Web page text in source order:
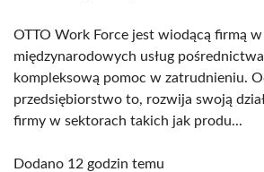
OTTO Work Force jest wiodącą firmą w
międzynarodowych usług
kompleksową pomoc w zatrudnieniu.
przedsiębiorstwo to, rozwija swoją
firmy w sektorach takich jak produ...
Dodano 12 godzin temu